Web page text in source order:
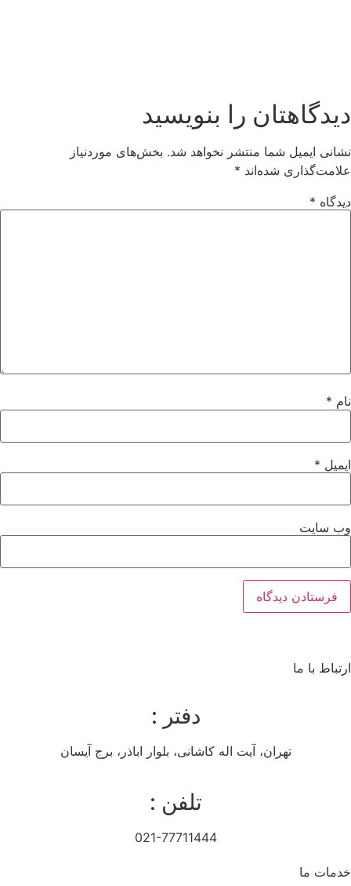
دیدگاهتان را بنویسید
نشانی ایمیل شما منتشر نخواهد شد. بخش‌های موردنیاز
علامت‌گذاری شده‌اند *
دیدگاه *
نام *
ایمیل *
وب‌ سایت
ارتباط با ما
دفتر :
تهران، آیت اله کاشانی، بلوار اباذر، برج آیسان
تلفن :
021-77711444
خدمات ما